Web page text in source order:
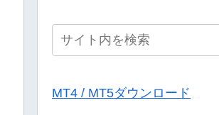
MT4 / MT5ダウンロード